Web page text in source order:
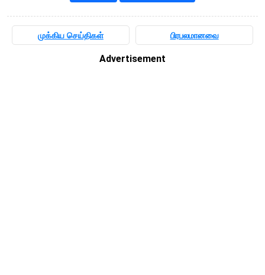
முக்கிய செய்திகள் பிரபலமானவை
Advertisement